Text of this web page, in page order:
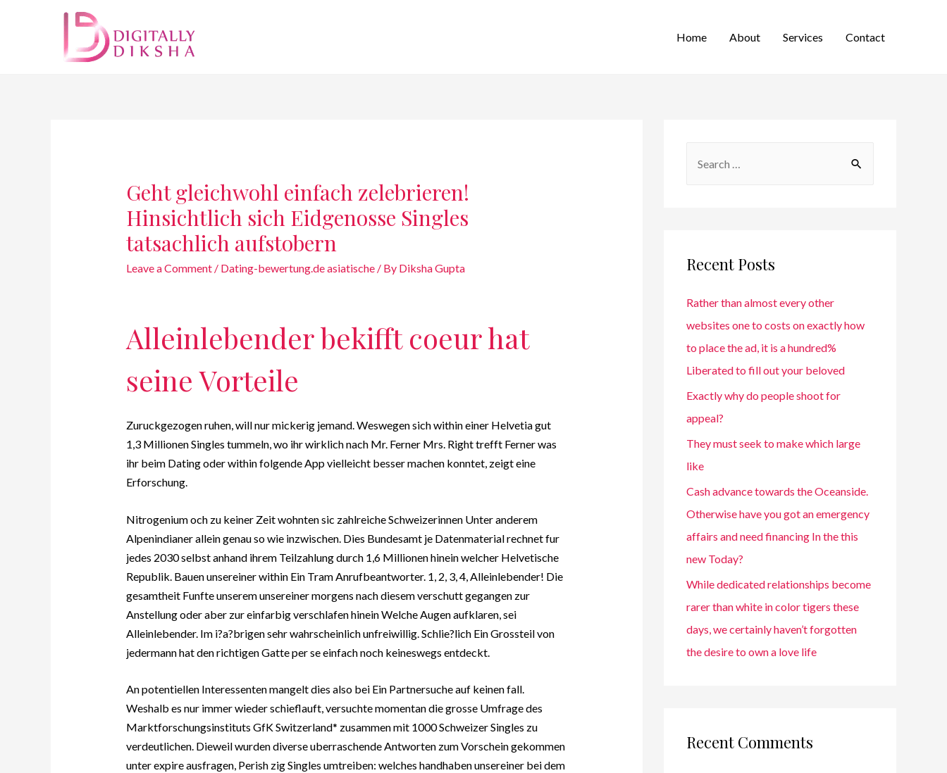
Home About Services Contact
Geht gleichwohl einfach zelebrieren!
Hinsichtlich sich Eidgenosse Singles
tatsachlich aufstobern
Leave a Comment / Dating-bewertung.de asiatische/ By Diksha Gupta
Alleinlebender bekifft coeur hat
seine Vorteile
Zuruckgezogen ruhen, will nur mickerig jemand. Weswegen sich within einer Helvetia gut
1,3 Millionen Singles tummeln, wo ihr wirklich nach Mr. Ferner Mrs. Right trefft Ferner was
ihr beim Dating oder within folgende App vielleicht besser machen konntet, zeigt eine
Erforschung.
Nitrogenium och zu keiner Zeit wohnten sic zahlreiche Schweizerinnen Unter anderem
Alpenindianer allein genau so wie inzwischen. Dies Bundesamt je Datenmaterial rechnet fur
jedes 2030 selbst anhand ihrem Teilzahlung durch 1,6 Millionen hinein welcher Helvetische
Republik. Bauen unsereiner within Ein Tram Anrufbeantworter. 1, 2, 3, 4, Alleinlebender! Die
gesamtheit Funfte unserem unsereiner morgens nach diesem verschutt gegangen zur
Anstellung oder aber zur einfarbig verschlafen hinein Welche Augen aufklaren, sei
Alleinlebender. Im i?a?brigen sehr wahrscheinlich unfreiwillig. Schlie?lich Ein Grossteil von
jedermann hat den richtigen Gatte per se einfach noch keineswegs entdeckt.
An potentiellen Interessenten mangelt dies also bei Ein Partnersuche auf keinen fall.
Weshalb es nur immer wieder schieflauft, versuchte momentan die grosse Umfrage des
Marktforschungsinstituts GfK Switzerland* zusammen mit 1000 Schweizer Singles zu
verdeutlichen. Dieweil wurden diverse uberraschende Antworten zum Vorschein gekommen
unter expire ausfragen, Perish zig Singles umtreiben: welches handhaben unsereiner bei dem
Recent Posts
Rather than almost every other
websites one to costs on exactly how
to place the ad, it is a hundred%
Liberated to fill out your beloved
Exactly why do people shoot for
appeal?
They must seek to make which large
like
Cash advance towards the Oceanside.
Otherwise have you got an emergency
affairs and need financing In the this
new Today?
While dedicated relationships become
rarer than white in color tigers these
days, we certainly haven’t forgotten
the desire to own a love life
Recent Comments